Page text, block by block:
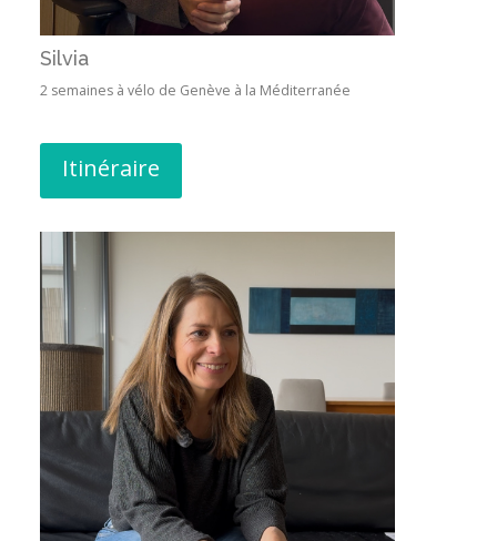
Silvia
2 semaines à vélo de Genève à la Méditerranée
Itinéraire